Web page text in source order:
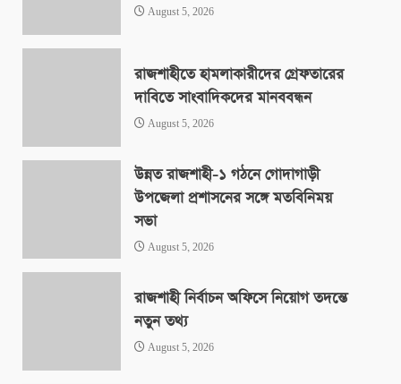
August 5, 2026
রাজশাহীতে হামলাকারীদের গ্রেফতারের
দাবিতে সাংবাদিকদের মানববন্ধন
August 5, 2026
উন্নত রাজশাহী-১ গঠনে গোদাগাড়ী
উপজেলা প্রশাসনের সঙ্গে মতবিনিময়
সভা
August 5, 2026
রাজশাহী নির্বাচন অফিসে নিয়োগ তদন্তে
নতুন তথ্য
August 5, 2026